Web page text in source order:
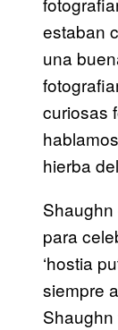
estaban
una
curiosas
hierba
para
‘hostia
siempre